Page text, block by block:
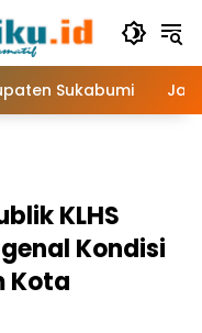
Sukabumi
KLHS
Kondisi
Kota